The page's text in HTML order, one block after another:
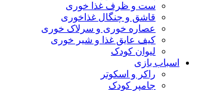
ست و ظرف غذا خوری
قاشق و چنگال غذاخوری
عصاره خوری و سرلاک خوری
کیف عایق غذا و شیر خوری
لیوان کودک
اسباب بازی
راکر و اسکوتر
جامپر کودک